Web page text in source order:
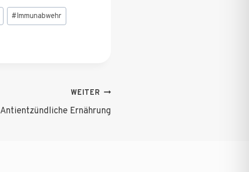
#Immunabwehr
WEITER
Antientzündliche Ernährung